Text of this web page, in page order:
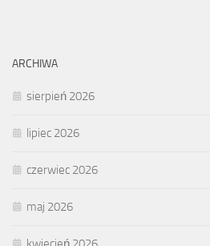
ARCHIWA
sierpień 2026
lipiec 2026
czerwiec 2026
maj 2026